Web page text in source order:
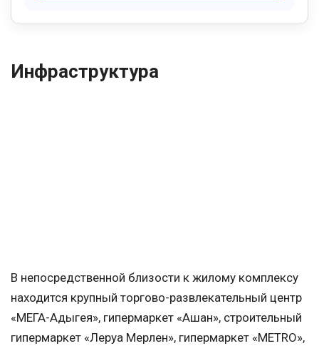
Инфраструктура
В непосредственной близости к жилому комплексу
находится крупный торгово-развлекательный центр
«МЕГА-Адыгея», гипермаркет «Ашан», строительный
гипермаркет «Леруа Мерлен», гипермаркет «METRO»,